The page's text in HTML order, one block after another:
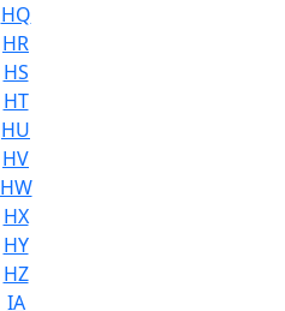
HQ
HR
HS
HT
HU
HV
HW
HX
HY
HZ
IA